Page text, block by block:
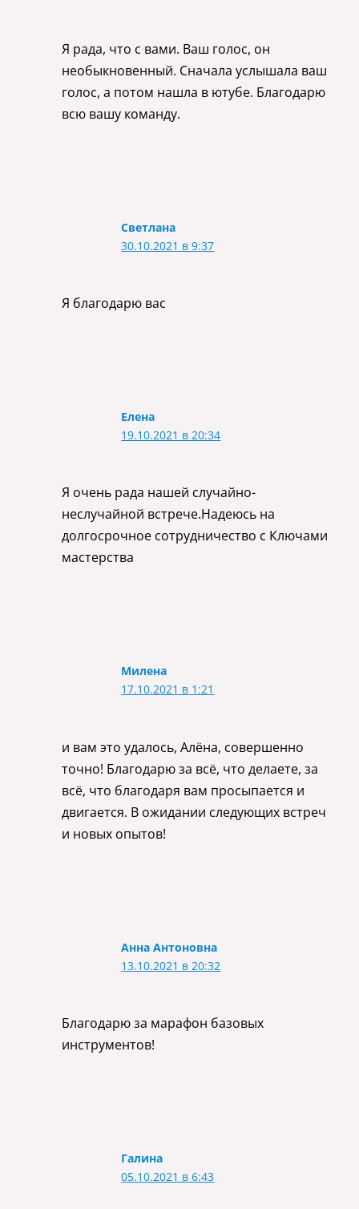
Я рада, что с вами. Ваш голос, он
необыкновенный. Сначала услышала ваш
голос, а потом нашла в ютубе. Благодарю
всю вашу команду.
Светлана
30.10.2021 в 9:37
Я благодарю вас
Елена
19.10.2021 в 20:34
Я очень рада нашей случайно-
неслучайной встрече.Надеюсь на
долгосрочное сотрудничество с Ключами
мастерства
Милена
17.10.2021 в 1:21
и вам это удалось, Алёна, совершенно
точно! Благодарю за всё, что делаете, за
всё, что благодаря вам просыпается и
двигается. В ожидании следующих встреч
и новых опытов!
Анна Антоновна
13.10.2021 в 20:32
Благодарю за марафон базовых
инструментов!
Галина
05.10.2021 в 6:43